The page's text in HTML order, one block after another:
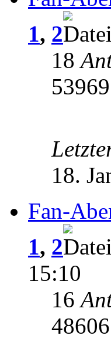
1, 2
18
53969
18.
Fan-
1, 2
15:10
16
48606